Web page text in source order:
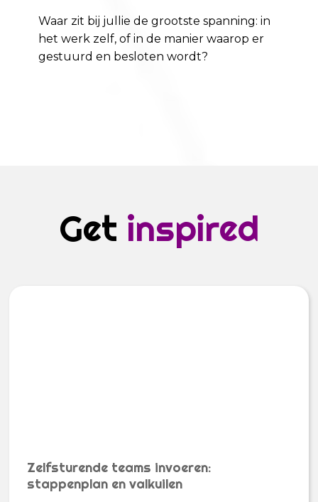
Waar zit bij jullie de grootste spanning: in
het werk zelf, of in de manier waarop er
gestuurd en besloten wordt?
Get inspired
Zelfsturende teams invoeren:
stappenplan en valkuilen